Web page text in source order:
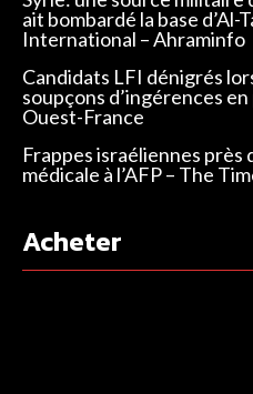
ait bombardé la base d’Al-
International – Ahraminfo
Candidats LFI dénigrés
soupçons d’ingérences
Ouest-France
Frappes israéliennes près
médicale à l’AFP – The
Acheter